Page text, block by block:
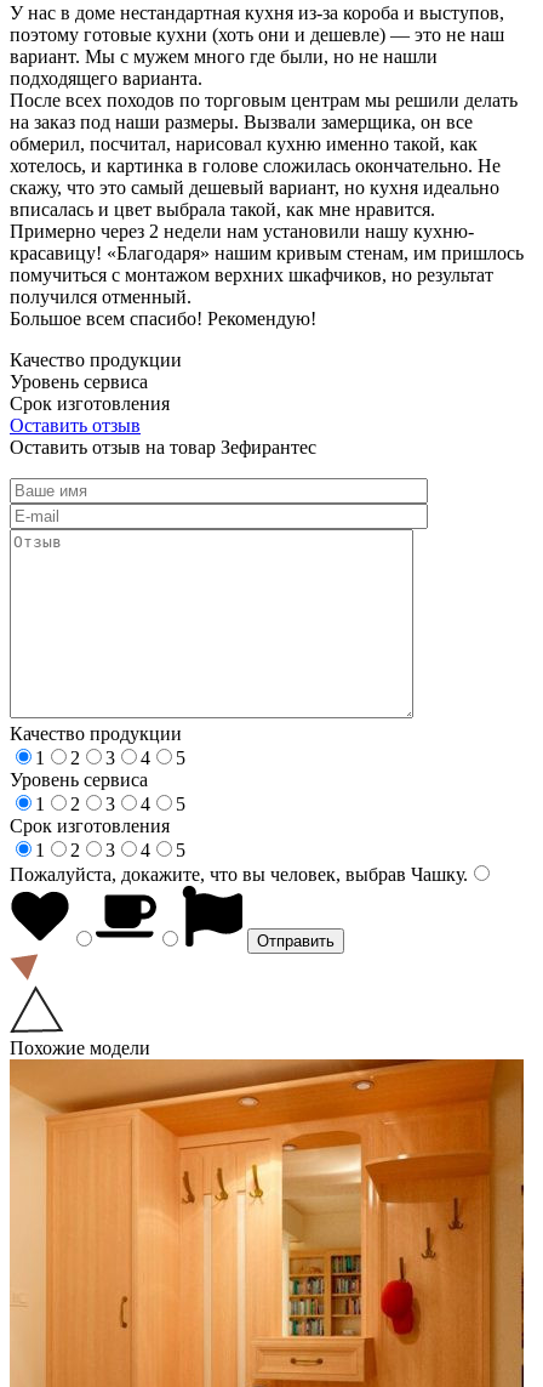
У нас в доме нестандартная кухня из-за короба и выступов,
поэтому готовые кухни (хоть они и дешевле) — это не наш
вариант. Мы с мужем много где были, но не нашли
подходящего варианта.
После всех походов по торговым центрам мы решили делать
на заказ под наши размеры. Вызвали замерщика, он все
обмерил, посчитал, нарисовал кухню именно такой, как
хотелось, и картинка в голове сложилась окончательно. Не
скажу, что это самый дешевый вариант, но кухня идеально
вписалась и цвет выбрала такой, как мне нравится.
Примерно через 2 недели нам установили нашу кухню-
красавицу! «Благодаря» нашим кривым стенам, им пришлось
помучиться с монтажом верхних шкафчиков, но результат
получился отменный.
Большое всем спасибо! Рекомендую!
Качество продукции
Уровень сервиса
Срок изготовления
Оставить отзыв
Оставить отзыв на товар Зефирантес
Качество продукции
1
2 3 4
5
Уровень сервиса
1
2 3 4
5
Срок изготовления
1
2 3 4
5
Пожалуйста, докажите, что вы человек, выбрав Чашку.
Похожие модели